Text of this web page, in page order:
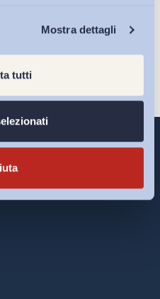
Mostra dettagli
tutti